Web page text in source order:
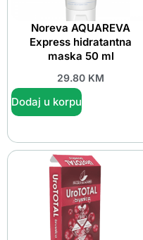
Noreva AQUAREVA
Express hidratantna
maska 50 ml
29.80 KM
Dodaj u korpu